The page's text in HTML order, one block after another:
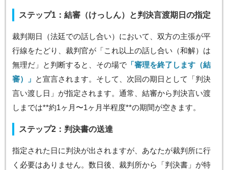
ステップ1：結審（けっしん）と判決言渡期日の指定
裁判期日（法廷での話し合い）において、双方の主張が平
行線をたどり、裁判官が「これ以上の話し合い（和解）は
無理だ」と判断すると、その場で「審理を終了します（結
審）」 と宣言されます。そして、次回の期日として「判決
言い渡し日」が指定されます。通常、結審から判決言い渡
しまでは**約1ヶ月〜1ヶ月半程度**の期間が空きます。
ステップ2：判決書の送達
指定された日に判決が出されますが、あなたが裁判所に行
く必要はありません。数日後、裁判所から「判決書」が特